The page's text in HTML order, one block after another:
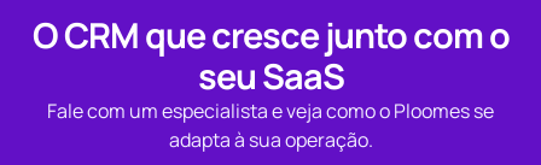
O CRM que cresce junto com o
seu SaaS
Fale com um especialista e veja como o Ploomes se
adapta à sua operação.